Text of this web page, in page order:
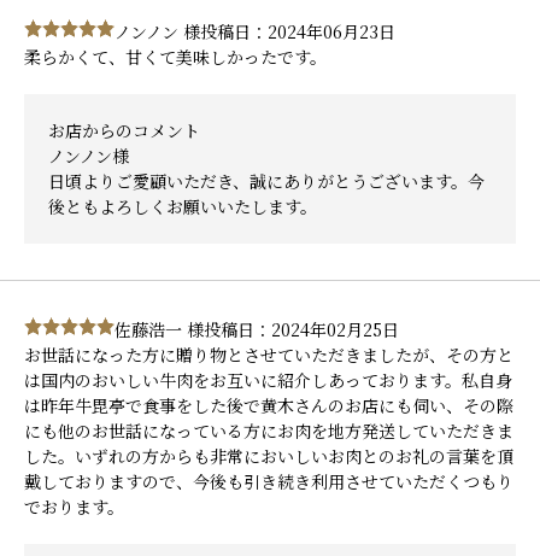
ノンノン 様投稿日：2024年06月23日
柔らかくて、甘くて美味しかったです。
お店からのコメント
ノンノン様
日頃よりご愛顧いただき、誠にありがとうございます。今
後ともよろしくお願いいたします。
佐藤浩一 様投稿日：2024年02月25日
お世話になった方に贈り物とさせていただきましたが、その方と
は国内のおいしい牛肉をお互いに紹介しあっております。私自身
は昨年牛毘亭で食事をした後で黄木さんのお店にも伺い、その際
にも他のお世話になっている方にお肉を地方発送していただきま
した。いずれの方からも非常においしいお肉とのお礼の言葉を頂
戴しておりますので、今後も引き続き利用させていただくつもり
でおります。